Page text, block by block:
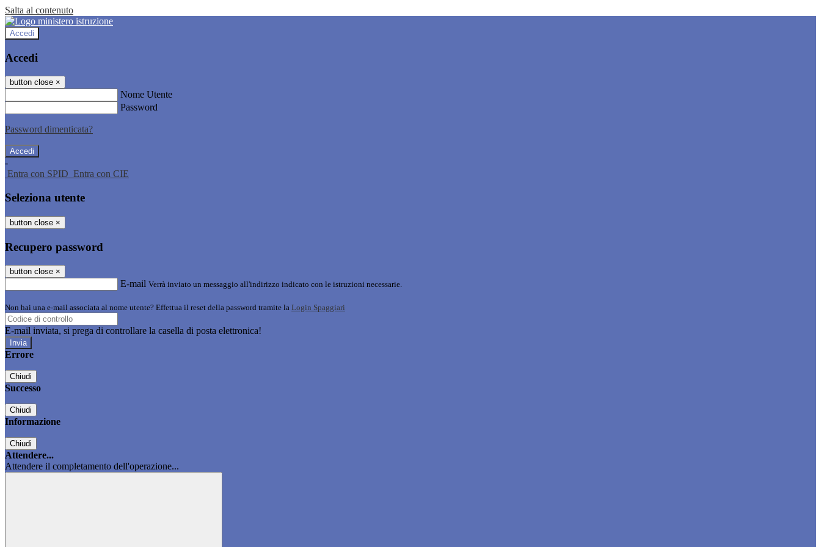
Salta al contenuto
Accedi
Accedi
button close ×
Nome Utente
Password
Password dimenticata?
-
Entra con SPID Entra con CIE
Seleziona utente
button close ×
Recupero password
button close ×
E-mail Verrà inviato un messaggio all'indirizzo indicato con le istruzioni necessarie.
Non hai una e-mail associata al nome utente? Effettua il reset della password tramite la Login Spaggiari
E-mail inviata, si prega di controllare la casella di posta elettronica!
Errore
Chiudi
Successo
Chiudi
Informazione
Chiudi
Attendere...
Attendere il completamento dell'operazione...